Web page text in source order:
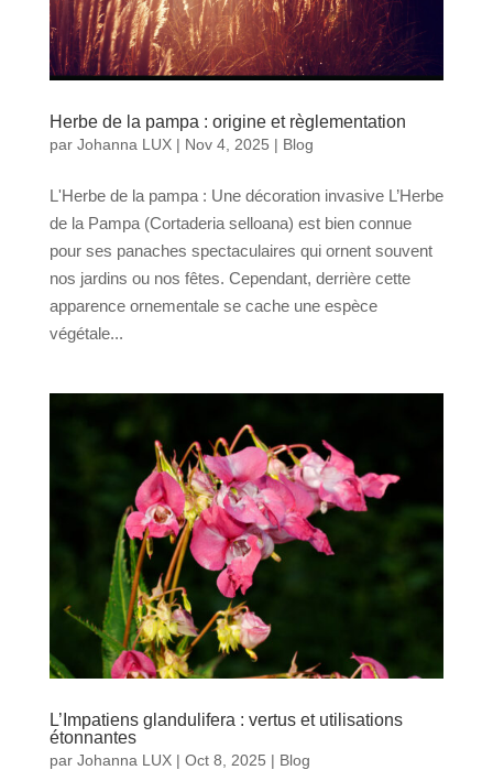
Herbe de la pampa : origine et règlementation
par Johanna LUX| Nov 4, 2025 | Blog
L'Herbe de la pampa : Une décoration invasive L’Herbe
de la Pampa (Cortaderia selloana) est bien connue
pour ses panaches spectaculaires qui ornent souvent
nos jardins ou nos fêtes. Cependant, derrière cette
apparence ornementale se cache une espèce
végétale...
L’Impatiens glandulifera : vertus et utilisations
étonnantes
par Johanna LUX| Oct 8, 2025 | Blog